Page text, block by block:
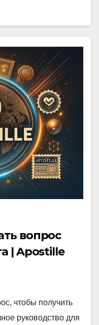
вопрос
| Apostille
чтобы получить
руководство для